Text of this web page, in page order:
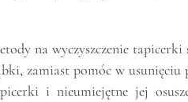
na wyczyszczenie
zamiast pomóc w
i nieumiejętne jej